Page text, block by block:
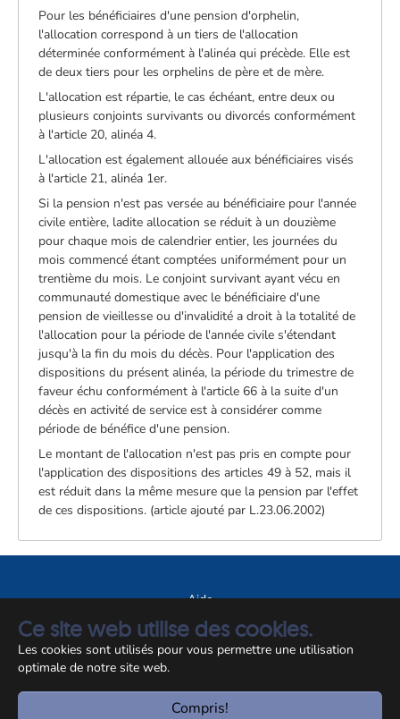
Ce site web utilise des cookies.
Les cookies sont utilisés pour vous permettre une utilisation
optimale de notre site web.
Compris!
Pour les bénéficiaires d'une pension d'orphelin,
l'allocation correspond à un tiers de l'allocation
déterminée conformément à l'alinéa qui précède. Elle est
de deux tiers pour les orphelins de père et de mère.
L'allocation est répartie, le cas échéant, entre deux ou
plusieurs conjoints survivants ou divorcés conformément
à l'article 20, alinéa 4.
L'allocation est également allouée aux bénéficiaires visés
à l'article 21, alinéa 1er.
Si la pension n'est pas versée au bénéficiaire pour l'année
civile entière, ladite allocation se réduit à un douzième
pour chaque mois de calendrier entier, les journées du
mois commencé étant comptées uniformément pour un
trentième du mois. Le conjoint survivant ayant vécu en
communauté domestique avec le bénéficiaire d'une
pension de vieillesse ou d'invalidité a droit à la totalité de
l'allocation pour la période de l'année civile s'étendant
jusqu'à la fin du mois du décès. Pour l'application des
dispositions du présent alinéa, la période du trimestre de
faveur échu conformément à l'article 66 à la suite d'un
décès en activité de service est à considérer comme
période de bénéfice d'une pension.
Le montant de l'allocation n'est pas pris en compte pour
l'application des dispositions des articles 49 à 52, mais il
est réduit dans la même mesure que la pension par l'effet
de ces dispositions. (article ajouté par L.23.06.2002)
Aide
A propos du site
Notice légale
© CCSS 2026